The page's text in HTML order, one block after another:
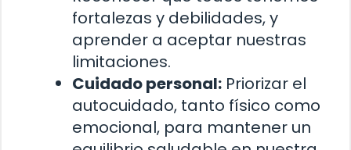
fortalezas y debilidades, y
aprender a aceptar nuestras
limitaciones.
Cuidado personal: Priorizar el
autocuidado, tanto físico como
emocional, para mantener un